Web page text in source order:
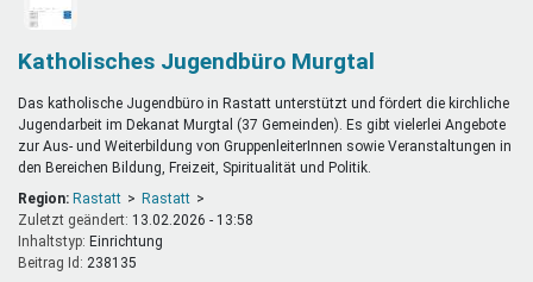
Katholisches Jugendbüro Murgtal
Das katholische Jugendbüro in Rastatt unterstützt und fördert die kirchliche
Jugendarbeit im Dekanat Murgtal (37 Gemeinden). Es gibt vielerlei Angebote
zur Aus- und Weiterbildung von GruppenleiterInnen sowie Veranstaltungen in
den Bereichen Bildung, Freizeit, Spiritualität und Politik.
Region: Rastatt
Rastatt
Zuletzt geändert: 13.02.2026 - 13:58
Inhaltstyp:
einrichtung
Beitrag Id: 238135